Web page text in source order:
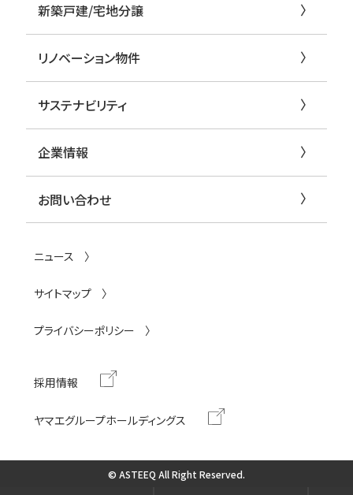
新築戸建/宅地分譲
リノベーション物件
サステナビリティ
企業情報
お問い合わせ
ニュース
サイトマップ
プライバシーポリシー
採用情報
ヤマエグループホールディングス
© ASTEEQ All Right Reserved.